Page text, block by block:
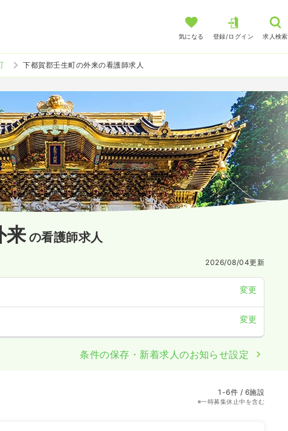
気になる 登録/ログイン 求人検索
下都賀郡壬生町の外来の看護師求人
来の看護師求人
2026/08/04更新
変更
変更
条件の保存・新着求人のお知らせ設定
1-6件 / 6施設
※一時募集休止中を含む